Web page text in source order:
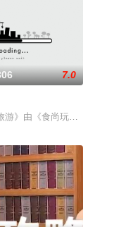
宾现场
7.0
游》由《食尚玩家》建造团队